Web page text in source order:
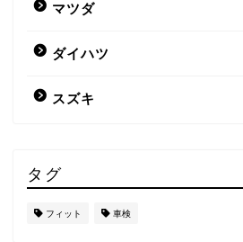
マツダ
ダイハツ
スズキ
タグ
フィット 車検